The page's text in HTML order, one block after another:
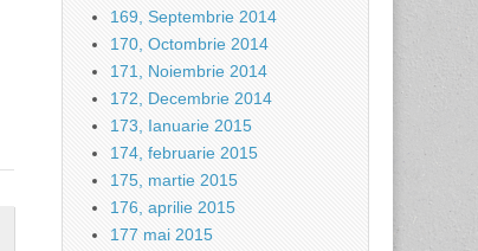
169, Septembrie 2014
170, Octombrie 2014
171, Noiembrie 2014
172, Decembrie 2014
173, Ianuarie 2015
174, februarie 2015
175, martie 2015
176, aprilie 2015
177 mai 2015